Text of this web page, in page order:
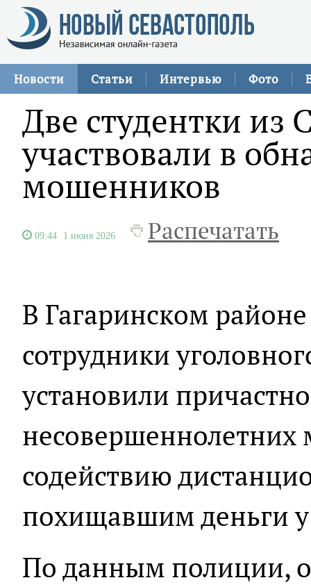
Новости Статьи Интервью Фото
Две студентки из
участвовали в
мошенников
09:44 1 июня 2026 Распечатать
В Гагаринском
сотрудники
установили
содействию
похищавшим деньги
По данным полиции,